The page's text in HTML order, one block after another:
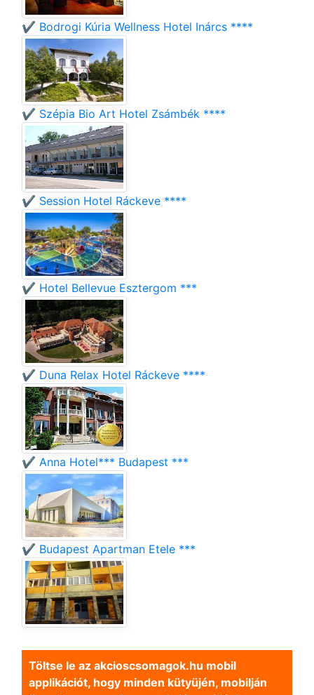
✔️ Bodrogi Kúria Wellness Hotel Inárcs ****
✔️ Szépia Bio Art Hotel Zsámbék ****
✔️ Session Hotel Ráckeve ****
✔️ Hotel Bellevue Esztergom ***
✔️ Duna Relax Hotel Ráckeve ****
✔️ Anna Hotel*** Budapest ***
✔️ Budapest Apartman Etele ***
Töltse le az akcioscsomagok.hu mobil
applikációt, hogy minden kütyüjén, mobilján